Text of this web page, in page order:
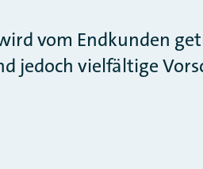
vom Endkunden
jedoch vielfältige